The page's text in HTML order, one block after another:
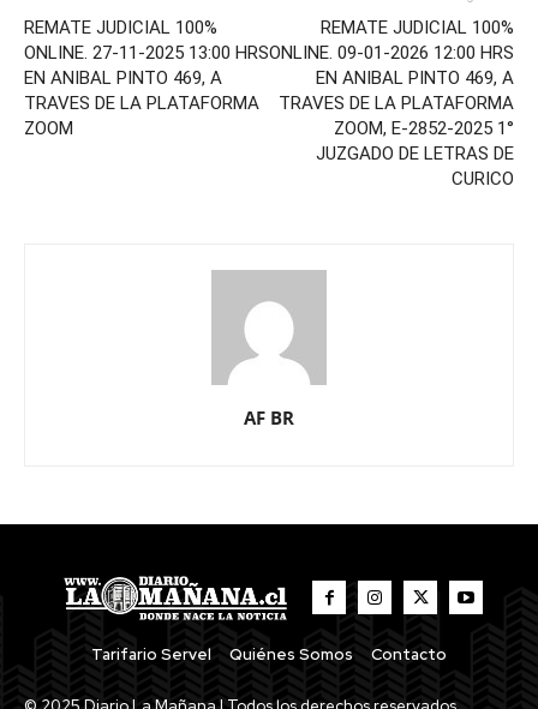
REMATE JUDICIAL 100%
ONLINE. 27-11-2025 13:00 HRS
EN ANIBAL PINTO 469, A
TRAVES DE LA PLATAFORMA
ZOOM
REMATE JUDICIAL 100%
ONLINE. 09-01-2026 12:00 HRS
EN ANIBAL PINTO 469, A
TRAVES DE LA PLATAFORMA
ZOOM, E-2852-2025 1°
JUZGADO DE LETRAS DE
CURICO
AF BR
Tarifario Servel Quiénes Somos Contacto